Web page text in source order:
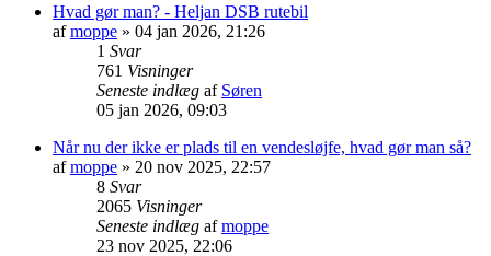
Hvad gør man? - Heljan DSB rutebil
afmoppe » 04 jan 2026, 21:26
1 Svar
761 Visninger
Seneste indlæg af Søren
05 jan 2026, 09:03
Når nu der ikke er plads til en vendesløjfe, hvad gør man så?
afmoppe » 20 nov 2025, 22:57
8 Svar
2065 Visninger
Seneste indlæg afmoppe
23 nov 2025, 22:06